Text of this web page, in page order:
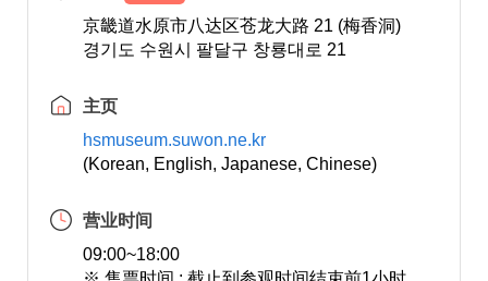
京畿道水原市八达区苍龙大路 21 (梅香洞)
경기도 수원시 팔달구 창룡대로 21
主页
hsmuseum.suwon.ne.kr
(Korean, English, Japanese, Chinese)
营业时间
09:00~18:00